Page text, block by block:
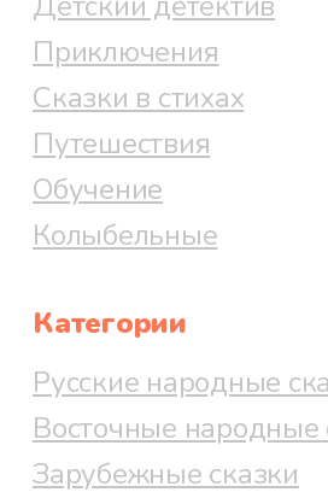
Приключения
Сказки в стихах
Путешествия
Обучение
Колыбельные
Категории
Русские народные
Восточные народные
Зарубежные сказки